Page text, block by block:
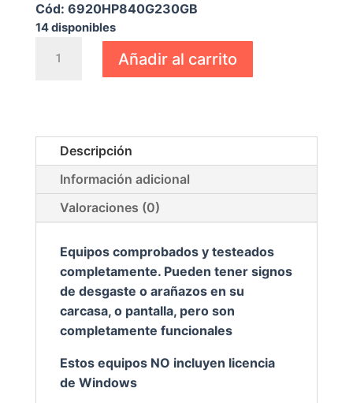
Cód: 6920HP840G230GB
14 disponibles
GRADO
B
teclado
castellano
cantidad
Añadir al carrito
Descripción
Información adicional
Valoraciones (0)
Equipos comprobados y testeados
completamente. Pueden tener signos
de desgaste o arañazos en su
carcasa, o pantalla, pero son
completamente funcionales
Estos equipos NO incluyen licencia
de Windows